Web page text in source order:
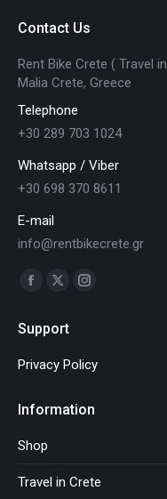
Contact Us
Rent Bike Crete ( Travel
Malia Crete, Greece
Telephone
+30 289 703 1024
Whatsapp / Viber
+30 698 370 8611
E-mail
info@rentbikecrete.gr
Finden Sie uns auf:
Facebook
opens
in
window
X
opens
in
window
Instagram
in
window
Support
Privacy Policy
Information
Shop
Travel in Crete